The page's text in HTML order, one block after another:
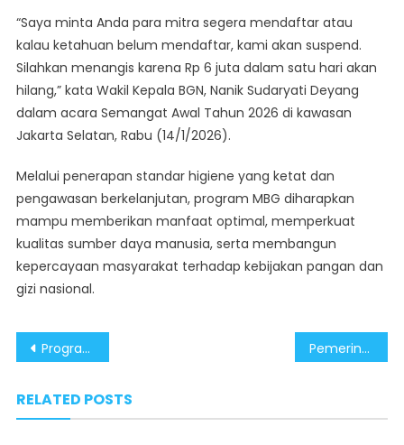
“Saya minta Anda para mitra segera mendaftar atau
kalau ketahuan belum mendaftar, kami akan suspend.
Silahkan menangis karena Rp 6 juta dalam satu hari akan
hilang,” kata Wakil Kepala BGN, Nanik Sudaryati Deyang
dalam acara Semangat Awal Tahun 2026 di kawasan
Jakarta Selatan, Rabu (14/1/2026).
Melalui penerapan standar higiene yang ketat dan
pengawasan berkelanjutan, program MBG diharapkan
mampu memberikan manfaat optimal, memperkuat
kualitas sumber daya manusia, serta membangun
kepercayaan masyarakat terhadap kebijakan pangan dan
gizi nasional.
Post
Program MBG Terus Diperkuat, Sertifikasi Higiene Jadi Garansi Keamanan Bagi Peneriman Manfaat Pemerintah Terus Percepat Sertifikasi Dapur MBG, Dorong SPPG Berlabel Higienis
RELATED POSTS